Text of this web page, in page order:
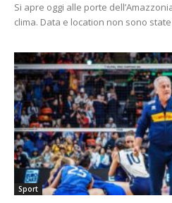
Si apre oggi alle porte
clima. Data e location non sono
Sport